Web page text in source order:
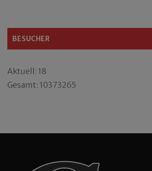
BESUCHER
Aktuell: 18
Gesamt: 10373265